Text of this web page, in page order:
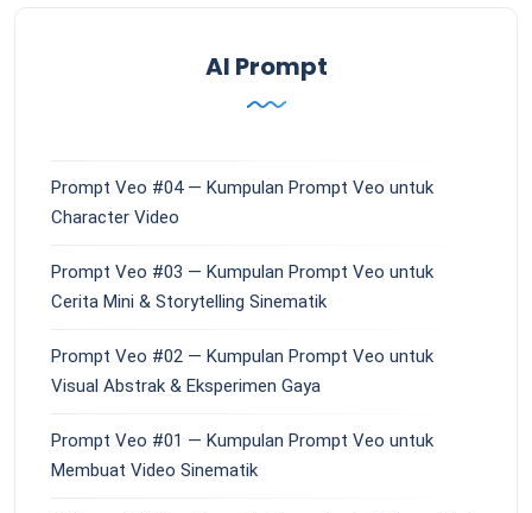
AI Prompt
Prompt Veo #04 — Kumpulan Prompt Veo untuk
Character Video
Prompt Veo #03 — Kumpulan Prompt Veo untuk
Cerita Mini & Storytelling Sinematik
Prompt Veo #02 — Kumpulan Prompt Veo untuk
Visual Abstrak & Eksperimen Gaya
Prompt Veo #01 — Kumpulan Prompt Veo untuk
Membuat Video Sinematik